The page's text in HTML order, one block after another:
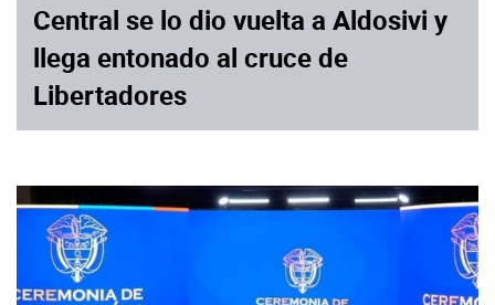
Central se lo dio vuelta a Aldosivi y
llega entonado al cruce de
Libertadores